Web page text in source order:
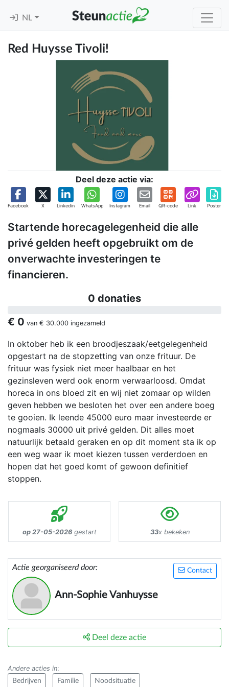
NL
Red Huysse Tivoli!
Deel deze actie via:
Facebook X Linkedin WhatsApp Instagram Email QR-code Link Poster
Startende horecagelegenheid die alle
privé gelden heeft opgebruikt om de
onverwachte investeringen te
financieren.
0 donaties
€ 0 van € 30.000 ingezameld
In oktober heb ik een broodjeszaak/eetgelegenheid
opgestart na de stopzetting van onze frituur. De
frituur was fysiek niet meer haalbaar en het
gezinsleven werd ook enorm verwaarloosd. Omdat
horeca in ons bloed zit en wij niet zomaar op wilden
geven hebben we besloten het over een andere boeg
te gooien. Ik leende 45000 euro maar investeerde er
nogmaals 30000 uit privé gelden. Dit alles moet
natuurlijk betaald geraken en op dit moment sta ik op
een weg waar ik moet kiezen tussen verderdoen en
hopen dat het goed komt of gewoon definitief
stoppen.
op 27-05-2026gestart 33x bekeken
Contact
Actie georganiseerd door:
Ann-Sophie Vanhuysse
Deel deze actie
Andere acties in:
Bedrijven Familie Noodsituatie